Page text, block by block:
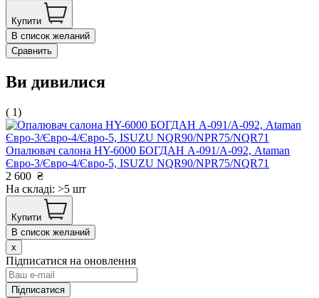
Купити
В список желаний
Сравнить
Ви дивилися
( 1)
Опалювач салона HY-6000 БОГДАН А-091/А-092, Ataman
Євро-3/Євро-4/Євро-5, ISUZU NQR90/NPR75/NQR71
2 600 ₴
На складі: >5 шт
Купити
В список желаний
x
Підписатися на оновлення